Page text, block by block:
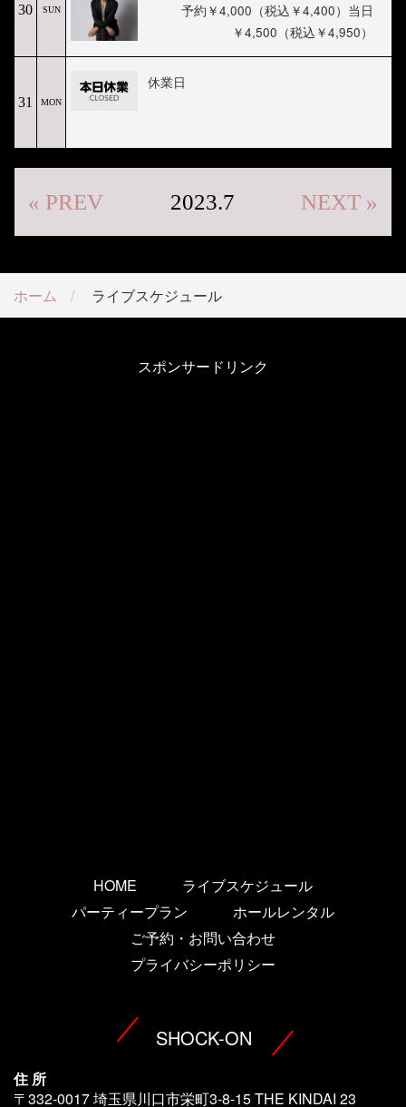
30 SUN
予約￥4,000（税込￥4,400）当日
￥4,500（税込￥4,950）
31 MON
休業日
« PREV 2023.7 NEXT »
ホーム ライブスケジュール
スポンサードリンク
HOME
ライブスケジュール
パーティープラン
ホールレンタル
ご予約・お問い合わせ
プライバシーポリシー
SHOCK-ON
住 所
〒332-0017 埼玉県川口市栄町3-8-15 THE KINDAI 23